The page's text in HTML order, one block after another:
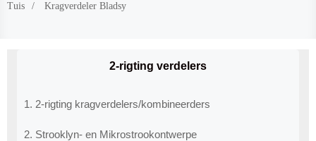
Tuis Kragverdeler Bladsy
2-rigting verdelers
1. 2-rigting kragverdelers/kombineerders
2. Strooklyn- en Mikrostrookontwerpe